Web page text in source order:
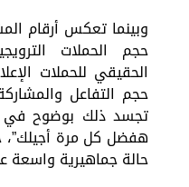
وبينما تعكس أرقام
حجم الحملات
الحقيقي للحملات
حجم التفاعل
تجسد ذلك بوضوح في
هفضل كل مرة أجيلك”،
حالة جماهيرية واسعة